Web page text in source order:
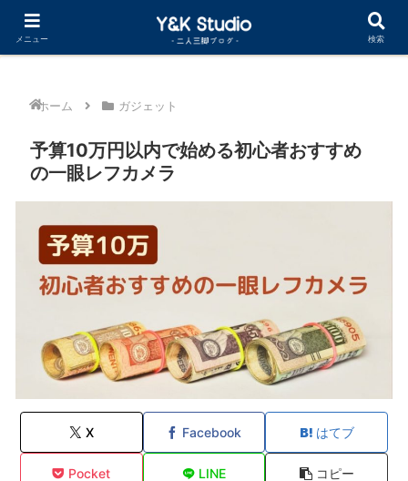
Cocoonカスタマイズ まとめ記事公開中
ホーム ガジェット
予算10万円以内で始める初心者おすすめ
の一眼レフカメラ
X Facebook はてブ
Pocket LINE コピー
メニュー 検索